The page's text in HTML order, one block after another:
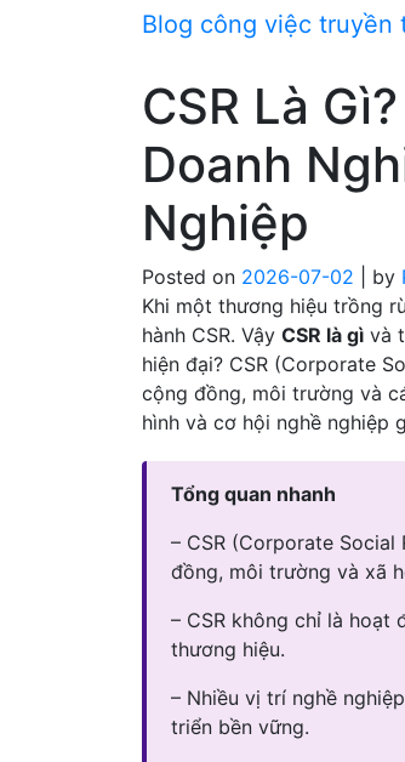
Blog công việc truyền
CSR Là
Doanh
Nghiệp
Posted on 2026-07-02 by
Khi một thương hiệu trồng
hành CSR. Vậy CSR là gì và
hiện đại? CSR (Corporate
cộng đồng, môi trường và
hình và cơ hội nghề nghiệp
Tổng quan nhanh
– CSR (Corporate
đồng, môi trường và xã
– CSR không chỉ là
thương hiệu.
– Nhiều vị trí nghề
triển bền vững.